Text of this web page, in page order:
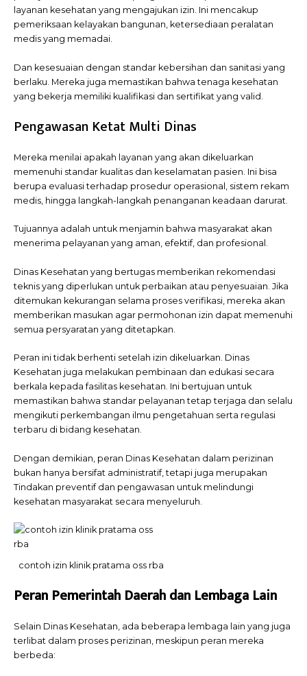
layanan kesehatan yang mengajukan izin. Ini mencakup
pemeriksaan kelayakan bangunan, ketersediaan peralatan
medis yang memadai.
Dan kesesuaian dengan standar kebersihan dan sanitasi yang
berlaku. Mereka juga memastikan bahwa tenaga kesehatan
yang bekerja memiliki kualifikasi dan sertifikat yang valid.
Pengawasan Ketat Multi Dinas
Mereka menilai apakah layanan yang akan dikeluarkan
memenuhi standar kualitas dan keselamatan pasien. Ini bisa
berupa evaluasi terhadap prosedur operasional, sistem rekam
medis, hingga langkah-langkah penanganan keadaan darurat.
Tujuannya adalah untuk menjamin bahwa masyarakat akan
menerima pelayanan yang aman, efektif, dan profesional.
Dinas Kesehatan yang bertugas memberikan rekomendasi
teknis yang diperlukan untuk perbaikan atau penyesuaian. Jika
ditemukan kekurangan selama proses verifikasi, mereka akan
memberikan masukan agar permohonan izin dapat memenuhi
semua persyaratan yang ditetapkan.
Peran ini tidak berhenti setelah izin dikeluarkan. Dinas
Kesehatan juga melakukan pembinaan dan edukasi secara
berkala kepada fasilitas kesehatan. Ini bertujuan untuk
memastikan bahwa standar pelayanan tetap terjaga dan selalu
mengikuti perkembangan ilmu pengetahuan serta regulasi
terbaru di bidang kesehatan.
Dengan demikian, peran Dinas Kesehatan dalam perizinan
bukan hanya bersifat administratif, tetapi juga merupakan
Tindakan preventif dan pengawasan untuk melindungi
kesehatan masyarakat secara menyeluruh.
contoh izin klinik pratama oss rba
Peran Pemerintah Daerah dan Lembaga Lain
Selain Dinas Kesehatan, ada beberapa lembaga lain yang juga
terlibat dalam proses perizinan, meskipun peran mereka
berbeda: